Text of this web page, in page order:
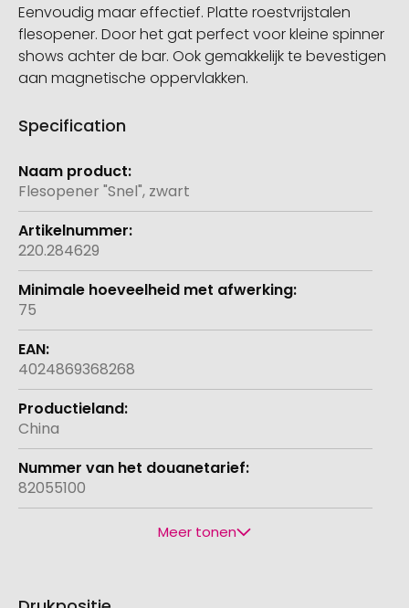
Eenvoudig maar effectief. Platte roestvrijstalen
flesopener. Door het gat perfect voor kleine spinner
shows achter de bar. Ook gemakkelijk te bevestigen
aan magnetische oppervlakken.
Specification
Meer
informatie
Flesopener "Snel", zwart
220.284629
75
4024869368268
China
82055100
Meer tonen